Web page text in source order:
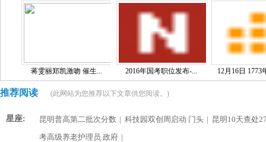
蒋雯丽郑凯激吻 催生... 2016年国考职位发布-... 12月16日 1773
推荐阅读 (此网站为您推荐以下文章供您阅读。)
星座: 昆明普高第二批次分数 | 科技园双创周启动 门头 | 昆明10天查处
考高级养老护理员 政府 |